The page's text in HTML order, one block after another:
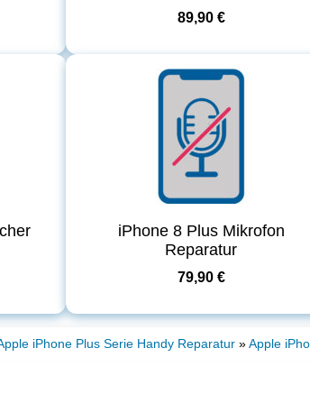
89,90 €
iPhone 8 Plus Mikrofon
Reparatur
79,90 €
iPhone Plus Serie Handy Reparatur »Apple